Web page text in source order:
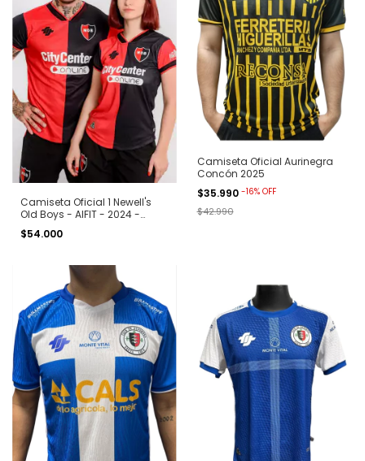
Camiseta Oficial 1 Newell's
Old Boys - AIFIT - 2024 -
Rojinegra
$54.000
Camiseta Oficial Aurinegra
Concón 2025
$35.990 -16% OFF
$42.990